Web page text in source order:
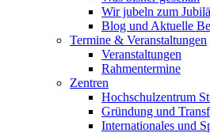
Wir jubeln zum
Blog und Aktuelle
Termine & Veranstaltungen
Veranstaltungen
Rahmentermine
Zentren
Hochschulzentrum
Gründung und
Internationales und